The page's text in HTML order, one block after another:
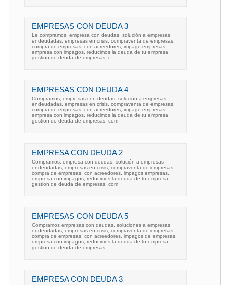
EMPRESAS CON DEUDA 3
Le compramos, empresa con deudas, solución a empresas
endeudadas, empresas en crisis, compraventa de empresas,
compra de empresas, con acreedores, impago empresas,
empresa con impagos, reducimos la deuda de tu empresa,
gestion de deuda de empresas, c
EMPRESAS CON DEUDA 4
Compramos, empresas con deudas, solución a empresas
endeudadas, empresas en crisis, compraventa de empresas,
compra de empresas, con acreedores, impago empresas,
empresa con impagos, reducimos la deuda de tu empresa,
gestion de deuda de empresas, com
EMPRESA CON DEUDA 2
Compramos, empresa con deudas, solución a empresas
endeudadas, empresas en crisis, compraventa de empresas,
compra de empresas, con acreedores, impagos empresas,
empresa con impagos, reducimos la deuda de tu empresa,
gestion de deuda de empresas, com
EMPRESAS CON DEUDA 5
Compramos empresas con deudas, soluciones a empresas
endeudadas, empresas en crisis, compraventa de empresas,
compra de empresas, con acreedores, impagos de empresas,
empresa con impagos, reducimos la deuda de tu empresa,
gestion de deuda de empresas
EMPRESA CON DEUDA 3